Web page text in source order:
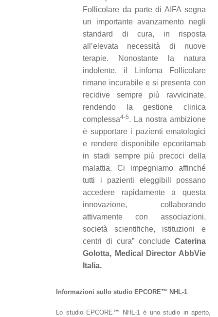
Follicolare da parte di AIFA segna
un importante avanzamento negli
standard di cura, in risposta
all’elevata necessità di nuove
terapie. Nonostante la natura
indolente, il Linfoma Follicolare
rimane incurabile e si presenta con
recidive sempre più ravvicinate,
rendendo la gestione clinica
complessa4-5. La nostra ambizione
è supportare i pazienti ematologici
e rendere disponibile epcoritamab
in stadi sempre più precoci della
malattia. Ci impegniamo affinché
tutti i pazienti eleggibili possano
accedere rapidamente a questa
innovazione, collaborando
attivamente con associazioni,
società scientifiche, istituzioni e
centri di cura” conclude Caterina
Golotta, Medical Director AbbVie
Italia.
Informazioni sullo studio EPCORE™ NHL-1
Lo studio EPCORE™ NHL-1 è uno studio in aperto,